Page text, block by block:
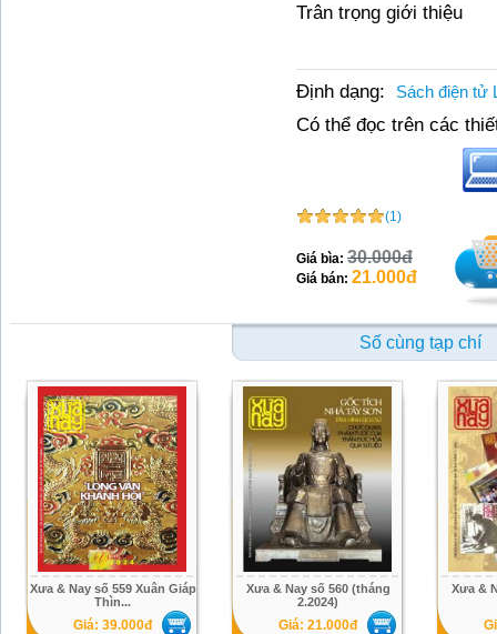
Trân trọng giới thiệu
Định dạng: Sách điện tử
Có thể đọc trên các
(1)
Giá bìa: 30.000đ
Giá bán: 21.000đ
Số cùng tạp chí
Xưa & Nay số 559 Xuân Giáp
Thìn...
Giá: 39.000đ
Xưa & Nay số 560 (tháng
2.2024)
Giá: 21.000đ
Xưa &